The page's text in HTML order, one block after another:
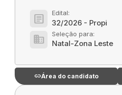
article Edital:
32/2026 - Propi
domain Seleção para:
Natal-Zona Leste
linkÁrea do candidato